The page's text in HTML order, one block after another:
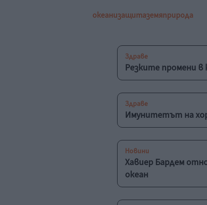
океанизащитаземяприрода
Здраве
Резките промени
Здраве
Имунитетът на
Новини
Хавиер Бардем
океан